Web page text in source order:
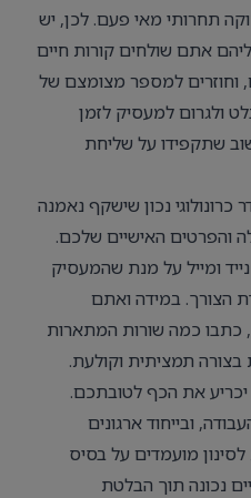
תחרותי מאי פעם. לכן, יש
אתם שולחים קורות חיים
וחוזרים למספר מצומצם של
ולגרום למעסיק לזמן
שתקפידו על שליחת
כרונולוגי נכון שישקף נאמנה
והפרטים האישיים שלכם.
ומייל על מנת שהמעסיק
הצורך. במידה ואתם
כתבו כמה שורות המתארות
תמציתית וקולעת.
יכריע את הכף לטובתכם.
ובייחוד ארגונים
מועמדים על בסיס
נכונה תוך הבלטת